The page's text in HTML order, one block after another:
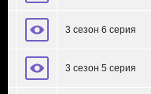
3 сезон 6 серия
3 сезон 5 серия